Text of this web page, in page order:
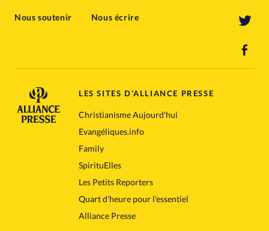
Nous soutenir Nous écrire
LES SITES D'ALLIANCE PRESSE
Christianisme Aujourd'hui
Evangéliques.info
Family
SpirituElles
Les Petits Reporters
Quart d'heure pour l'essentiel
Alliance Presse